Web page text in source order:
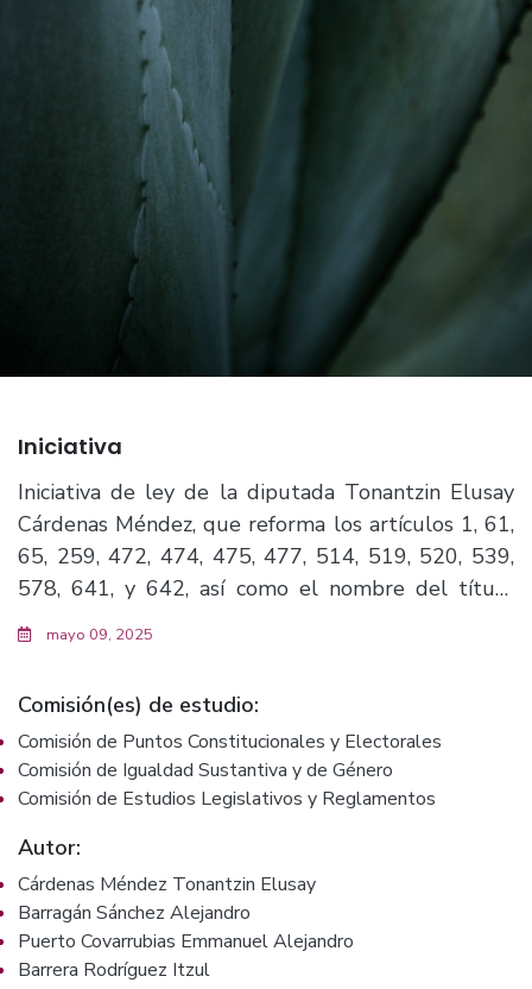
Iniciativa
Iniciativa de ley de la diputada Tonantzin Elusay
Cárdenas Méndez, que reforma los artículos 1, 61,
65, 259, 472, 474, 475, 477, 514, 519, 520, 539,
578, 641, y 642, así como el nombre del título
sexto, y, adiciona la fracción I, recorriéndose las
Civil del estado de Jalisco, a su vez, se reforman los
artículos 40, 41, 42, 43 y 44 de la Ley del Registro
Civil del Estado de Jalisco.(F.1285)
mayo 09, 2025
Comisión(es) de estudio:
Comisión de Puntos Constitucionales y Electorales
Comisión de Igualdad Sustantiva y de Género
Comisión de Estudios Legislativos y Reglamentos
Autor:
Cárdenas Méndez Tonantzin Elusay
Barragán Sánchez Alejandro
Puerto Covarrubias Emmanuel Alejandro
Barrera Rodríguez Itzul